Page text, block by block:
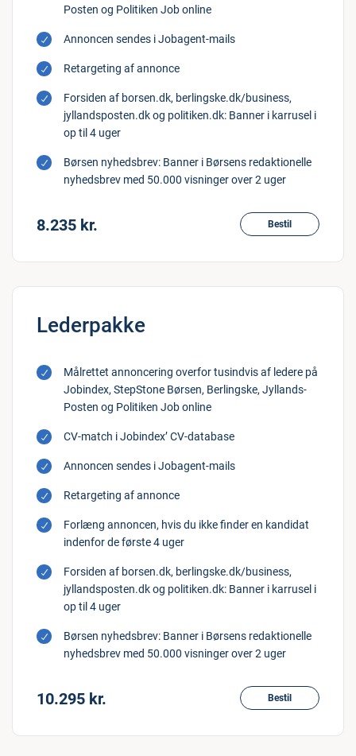
Posten og Politiken Job online
Annoncen sendes i Jobagent-mails
Retargeting af annonce
Forsiden af borsen.dk, berlingske.dk/business,
jyllandsposten.dk og politiken.dk: Banner i karrusel i
op til 4 uger
Børsen nyhedsbrev: Banner i Børsens redaktionelle
nyhedsbrev med 50.000 visninger over 2 uger
8.235 kr. Bestil
Lederpakke
Målrettet annoncering overfor tusindvis af ledere på
Jobindex, StepStone Børsen, Berlingske, Jyllands-
Posten og Politiken Job online
CV-match i Jobindex’ CV-database
Annoncen sendes i Jobagent-mails
Retargeting af annonce
Forlæng annoncen, hvis du ikke finder en kandidat
indenfor de første 4 uger
Forsiden af borsen.dk, berlingske.dk/business,
jyllandsposten.dk og politiken.dk: Banner i karrusel i
op til 4 uger
Børsen nyhedsbrev: Banner i Børsens redaktionelle
nyhedsbrev med 50.000 visninger over 2 uger
10.295 kr. Bestil